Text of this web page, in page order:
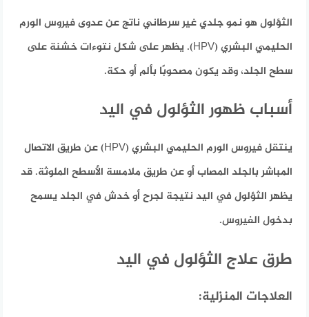
الثؤلول هو نمو جلدي غير سرطاني ناتج عن عدوى فيروس الورم
الحليمي البشري (HPV). يظهر على شكل نتوءات خشنة على
سطح الجلد، وقد يكون مصحوبًا بألم أو حكة.
أسباب ظهور الثؤلول في اليد
ينتقل فيروس الورم الحليمي البشري (HPV) عن طريق الاتصال
المباشر بالجلد المصاب أو عن طريق ملامسة الأسطح الملوثة. قد
يظهر الثؤلول في اليد نتيجة لجرح أو خدش في الجلد يسمح
بدخول الفيروس.
طرق علاج الثؤلول في اليد
العلاجات المنزلية: